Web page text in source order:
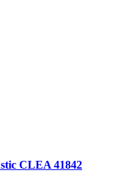
CLEA 41842